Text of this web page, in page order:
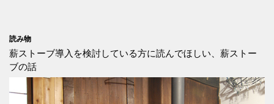
読み物
薪ストーブ導入を検討している方に読んでほしい、薪ストー
ブの話